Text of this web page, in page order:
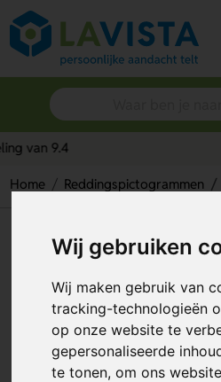
Wij gebruiken
Wij maken gebruik van
tracking-technologieën
op onze website te
gepersonaliseerde
te tonen, om ons
Home Reddingspictogrammen
Nummer 7